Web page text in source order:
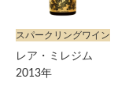
スパークリングワイン
レア・ミレジム
2013年